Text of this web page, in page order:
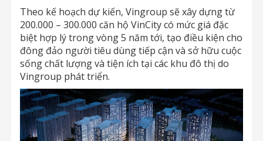
Theo kế hoạch dự kiến, Vingroup sẽ xây dựng từ
200.000 – 300.000 căn hộ VinCity có mức giá đặc
biệt hợp lý trong vòng 5 năm tới, tạo điều kiện cho
đông đảo người tiêu dùng tiếp cận và sở hữu cuộc
sống chất lượng và tiện ích tại các khu đô thị do
Vingroup phát triển.